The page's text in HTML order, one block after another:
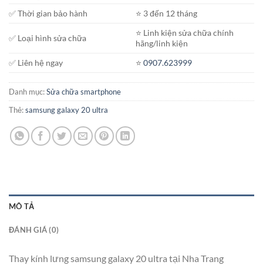
✅ Thời gian bảo hành
⭐️ 3 đến 12 tháng
✅ Loại hình sửa chữa
⭐️ Linh kiện sửa chữa chính
hãng/linh kiện
✅ Liên hệ ngay
⭐️0907.623999
Danh mục:Sửa chữa smartphone
Thẻ:samsung galaxy 20 ultra
MÔ TẢ
ĐÁNH GIÁ (0)
Thay kính lưng samsung galaxy 20 ultra tại Nha Trang